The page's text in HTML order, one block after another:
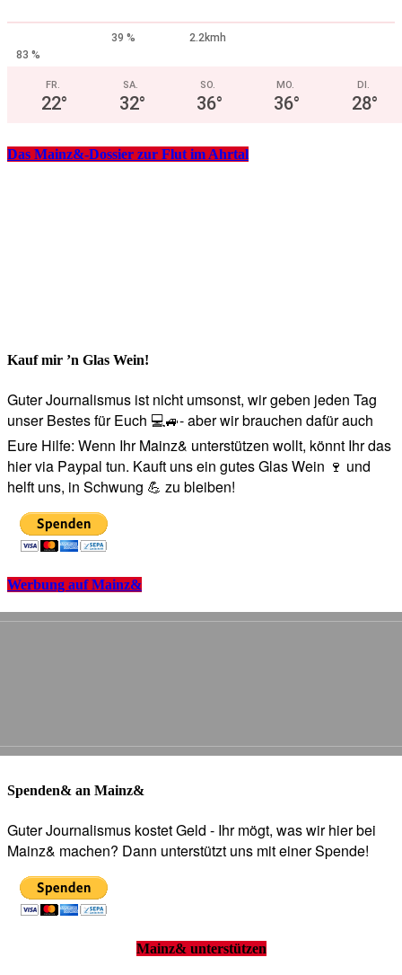
39 %
2.2kmh
83 %
FR.
22°
SA.
32°
SO.
36°
MO.
36°
DI.
28°
Das Mainz&-Dossier zur Flut im Ahrtal
Kauf mir ’n Glas Wein!
Guter Journalismus ist nicht umsonst, wir geben jeden Tag
unser Bestes für Euch 💻🚙- aber wir brauchen dafür auch
Eure Hilfe: Wenn Ihr Mainz& unterstützen wollt, könnt Ihr das
hier via Paypal tun. Kauft uns ein gutes Glas Wein 🍷 und
helft uns, in Schwung 💪 zu bleiben!
Werbung auf Mainz&
Spenden& an Mainz&
Guter Journalismus kostet Geld - Ihr mögt, was wir hier bei
Mainz& machen? Dann unterstützt uns mit einer Spende!
Mainz& unterstützen